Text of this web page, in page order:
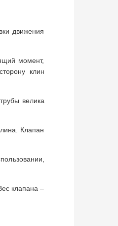
движения
момент,
клин
велика
Клапан
клапана –